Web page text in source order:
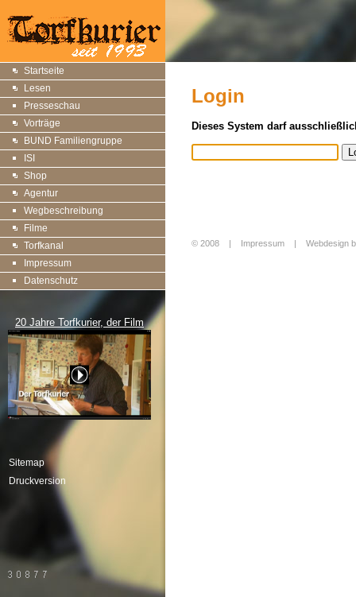
Startseite
Lesen
Presseschau
Vorträge
BUND Familiengruppe
ISI
Shop
Agentur
Wegbeschreibung
Filme
Torfkanal
Impressum
Datenschutz
20 Jahre Torfkurier, der Film
Sitemap
Druckversion
Login
Dieses System darf
© 2008 | Impressum Webdesign